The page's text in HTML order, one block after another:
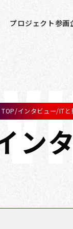
プロジェクト参画
ン
TOP/インタビュー/ITと